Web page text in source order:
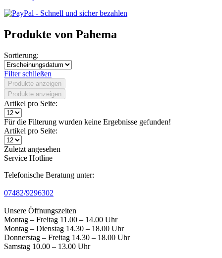
Produkte von Pahema
Sortierung:
Filter schließen
Produkte anzeigen
Produkte anzeigen
Artikel pro Seite:
Für die Filterung wurden keine Ergebnisse gefunden!
Artikel pro Seite:
Zuletzt angesehen
Service Hotline
Telefonische Beratung unter:
07482/9296302
Unsere Öffnungszeiten
Montag – Freitag 11.00 – 14.00 Uhr
Montag – Dienstag 14.30 – 18.00 Uhr
Donnerstag – Freitag 14.30 – 18.00 Uhr
Samstag 10.00 – 13.00 Uhr